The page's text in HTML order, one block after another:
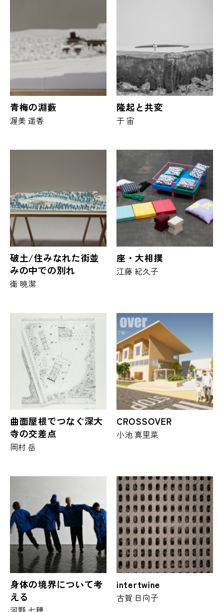
青梅の淵藪
渥美 遥香
隆起と共変
于 宙
破土/住みなれた街並
みの中での別れ
衛 暁潔
座・大相撲
江藤 紀久子
曲面屋根でつなぐ深大
寺の交差点
岡村 岳
CROSSOVER
小池 真里菜
身体の境界について考
える
intertwine
古賀 日向子